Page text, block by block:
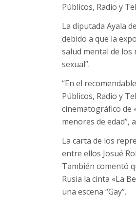
Públicos, Radio y
La diputada Ayala
debido a que la
salud mental de los
sexual”.
“En el
Públicos, Radio y
cinematográfico de
menores de edad”,
La carta de los
entre ellos Josué
También comentó
Rusia la cinta «La
una escena “Gay”.